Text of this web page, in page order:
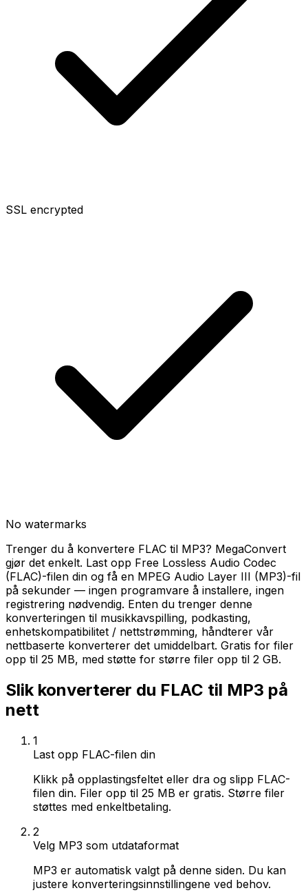
SSL encrypted
No watermarks
Trenger du å konvertere FLAC til MP3? MegaConvert
gjør det enkelt. Last opp Free Lossless Audio Codec
(FLAC)-filen din og få en MPEG Audio Layer III (MP3)-fil
på sekunder — ingen programvare å installere, ingen
registrering nødvendig. Enten du trenger denne
konverteringen til musikkavspilling, podkasting,
enhetskompatibilitet / nettstrømming, håndterer vår
nettbaserte konverterer det umiddelbart. Gratis for filer
opp til 25 MB, med støtte for større filer opp til 2 GB.
Slik konverterer du FLAC til MP3 på
nett
1
Last opp FLAC-filen din
Klikk på opplastingsfeltet eller dra og slipp FLAC-
filen din. Filer opp til 25 MB er gratis. Større filer
støttes med enkeltbetaling.
2
Velg MP3 som utdataformat
MP3 er automatisk valgt på denne siden. Du kan
justere konverteringsinnstillingene ved behov.